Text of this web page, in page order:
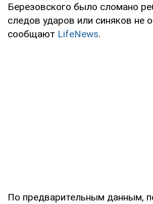
Березовского было сломано
следов ударов или синяков не
сообщают LifeNews.
По предварительным данным,